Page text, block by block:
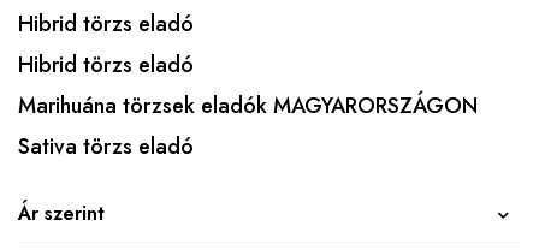
Hibrid törzs eladó
Hibrid törzs eladó
Marihuána törzsek eladók MAGYARORSZÁGON
Sativa törzs eladó
Ár szerint